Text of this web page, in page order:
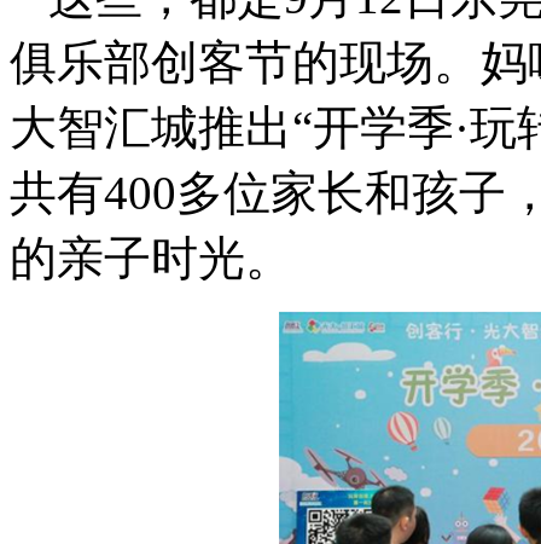
俱乐部创客节的现场。
大智汇城推出“开学季·
共有400多位家长和孩子
的亲子时光。